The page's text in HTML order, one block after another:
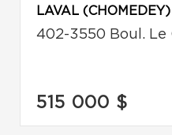
LAVAL (CHOMEDEY)
402-3550 Boul. Le
515 000 $